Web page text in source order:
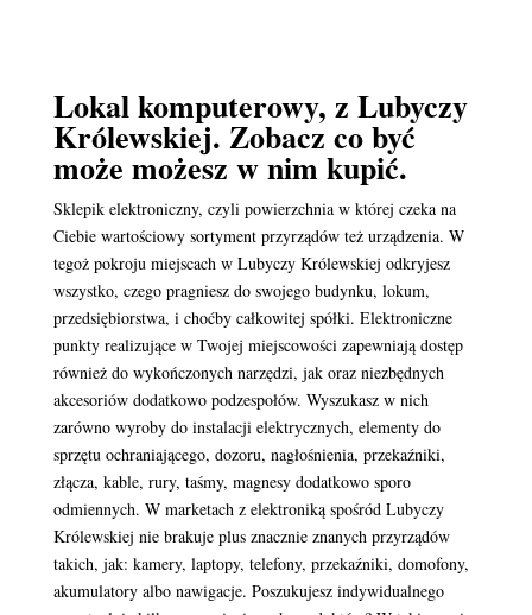
Lokal komputerowy, z Lubyczy
Królewskiej. Zobacz co być
może możesz w nim kupić.
Sklepik elektroniczny, czyli powierzchnia w której czeka na
Ciebie wartościowy sortyment przyrządów też urządzenia. W
tegoż pokroju miejscach w Lubyczy Królewskiej odkryjesz
wszystko, czego pragniesz do swojego budynku, lokum,
przedsiębiorstwa, i choćby całkowitej spółki. Elektroniczne
punkty realizujące w Twojej miejscowości zapewniają dostęp
również do wykończonych narzędzi, jak oraz niezbędnych
akcesoriów dodatkowo podzespołów. Wyszukasz w nich
zarówno wyroby do instalacji elektrycznych, elementy do
sprzętu ochraniającego, dozoru, nagłośnienia, przekaźniki,
złącza, kable, rury, taśmy, magnesy dodatkowo sporo
odmiennych. W marketach z elektroniką spośród Lubyczy
Królewskiej nie brakuje plus znacznie znanych przyrządów
takich, jak: kamery, laptopy, telefony, przekaźniki, domofony,
akumulatory albo nawigacje. Poszukujesz indywidualnego